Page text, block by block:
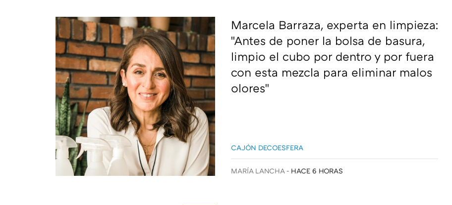
Marcela Barraza, experta en limpieza:
"Antes de poner la bolsa de basura,
limpio el cubo por dentro y por fuera
con esta mezcla para eliminar malos
olores"
CAJÓN DECOESFERA
MARÍA LANCHA HACE 6 HORAS